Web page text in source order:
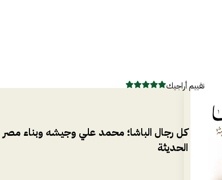
تقييم أراجيك
كل رجال الباشا؛ محمد علي وجيشه وبناء مصر
الحديثة